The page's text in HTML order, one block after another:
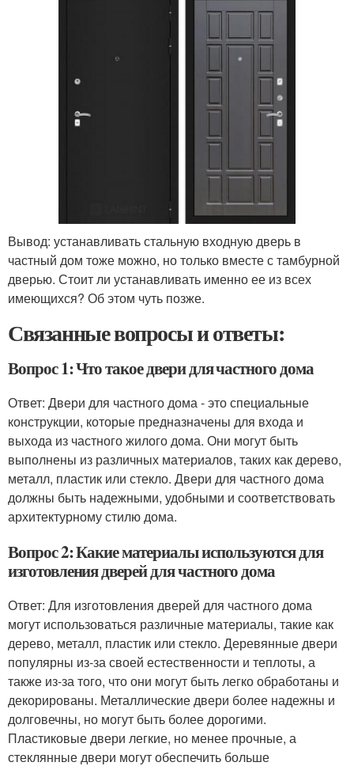
Вывод: устанавливать стальную входную дверь в
частный дом тоже можно, но только вместе с тамбурной
дверью. Стоит ли устанавливать именно ее из всех
имеющихся? Об этом чуть позже.
Связанные вопросы и ответы:
Вопрос 1: Что такое двери для частного дома
Ответ: Двери для частного дома - это специальные
конструкции, которые предназначены для входа и
выхода из частного жилого дома. Они могут быть
выполнены из различных материалов, таких как дерево,
металл, пластик или стекло. Двери для частного дома
должны быть надежными, удобными и соответствовать
архитектурному стилю дома.
Вопрос 2: Какие материалы используются для
изготовления дверей для частного дома
Ответ: Для изготовления дверей для частного дома
могут использоваться различные материалы, такие как
дерево, металл, пластик или стекло. Деревянные двери
популярны из-за своей естественности и теплоты, а
также из-за того, что они могут быть легко обработаны и
декорированы. Металлические двери более надежны и
долговечны, но могут быть более дорогими.
Пластиковые двери легкие, но менее прочные, а
стеклянные двери могут обеспечить больше